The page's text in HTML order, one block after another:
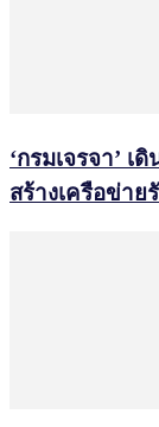
‘กรมเจรจา’
สร้างเครือข่าย